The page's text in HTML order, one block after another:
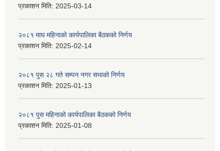
प्रकाशन मिति: 2025-03-14
२०८१ माघ महिनाको कार्यपालिका बैठकको निर्णय
प्रकाशन मिति: 2025-02-14
२०८१ पुस २८ गते सम्प‍न नगर सभाको निर्णय
प्रकाशन मिति: 2025-01-13
२०८१ पुस महिनाको कार्यपालिका बैठकको निर्णय
प्रकाशन मिति: 2025-01-08